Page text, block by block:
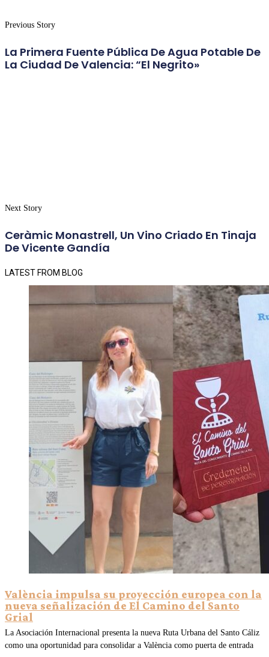
Previous Story
La Primera Fuente Pública De Agua Potable De
La Ciudad De Valencia: “El Negrito»
Next Story
Ceràmic Monastrell, Un Vino Criado En Tinaja
De Vicente Gandía
LATEST FROM BLOG
València impulsa su proyección europea con la
nueva señalización de El Camino del Santo
Grial
La Asociación Internacional presenta la nueva Ruta Urbana del Santo Cáliz
como una oportunidad para consolidar a València como puerta de entrada